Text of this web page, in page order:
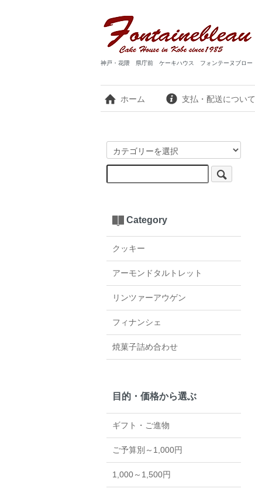
神戸・花隈 県庁前 ケーキハウス フォンテーヌブロー
ホーム 支払・配送について
Category
クッキー
アーモンドタルトレット
リンツァーアウゲン
フィナンシェ
焼菓子詰め合わせ
目的・価格から選ぶ
ギフト・ご進物
ご予算別～1,000円
1,000～1,500円